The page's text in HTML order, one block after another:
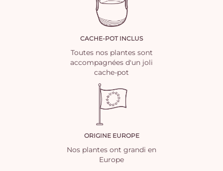
CACHE-POT INCLUS
Toutes nos plantes sont
accompagnées d'un joli
cache-pot
ORIGINE EUROPE
Nos plantes ont grandi en
Europe